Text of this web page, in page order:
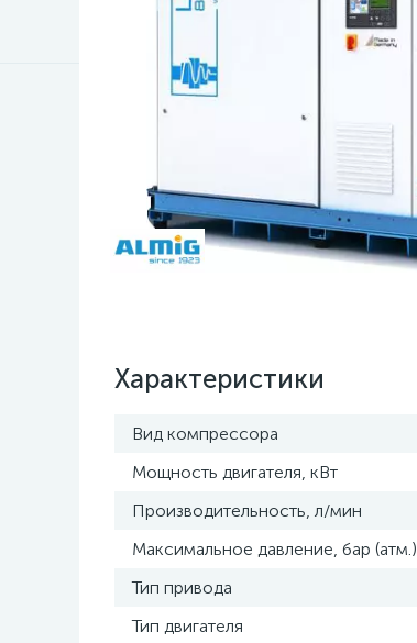
Характеристики
Вид компрессора
Мощность двигателя, кВт
Производительность, л/мин
Максимальное давление, бар (атм.)
Тип привода
Тип двигателя